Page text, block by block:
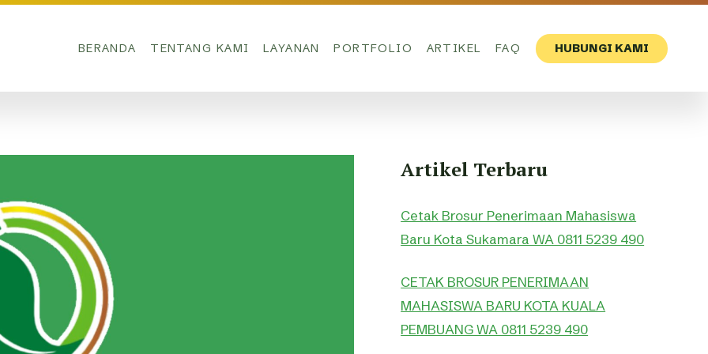
BERANDA TENTANG KAMI LAYANAN PORTFOLIO ARTIKEL FAQ HUBUNGI KAMI
Artikel Terbaru
Cetak Brosur Penerimaan Mahasiswa
Baru Kota Sukamara WA 0811 5239 490
CETAK BROSUR PENERIMAAN
MAHASISWA BARU KOTA KUALA
PEMBUANG WA 0811 5239 490